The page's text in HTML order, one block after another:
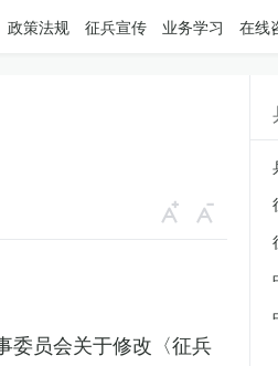
政策法规 征兵宣传 业务学习 在线
委员会关于修改〈征兵